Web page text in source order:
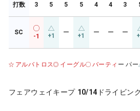
打数 3 5 5 5 4 4 3
SC
-1 +1 ー +1 ー ー ー
アルバトロス イーグル バーティ ー パー
フェアウェイキープ 10/14 ドライビン